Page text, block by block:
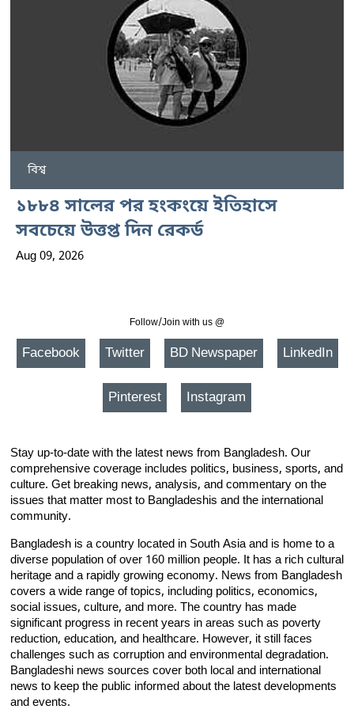
বিশ্ব
১৮৮৪ সালের পর হংকংয়ে ইতিহাসে
সবচেয়ে উত্তপ্ত দিন রেকর্ড
Aug 09, 2026
Follow/Join with us @
Facebook Twitter BD Newspaper LinkedIn
Pinterest Instagram
Stay up-to-date with the latest news from Bangladesh. Our
comprehensive coverage includes politics, business, sports, and
culture. Get breaking news, analysis, and commentary on the
issues that matter most to Bangladeshis and the international
community.
Bangladesh is a country located in South Asia and is home to a
diverse population of over 160 million people. It has a rich cultural
heritage and a rapidly growing economy. News from Bangladesh
covers a wide range of topics, including politics, economics,
social issues, culture, and more. The country has made
significant progress in recent years in areas such as poverty
reduction, education, and healthcare. However, it still faces
challenges such as corruption and environmental degradation.
Bangladeshi news sources cover both local and international
news to keep the public informed about the latest developments
and events.